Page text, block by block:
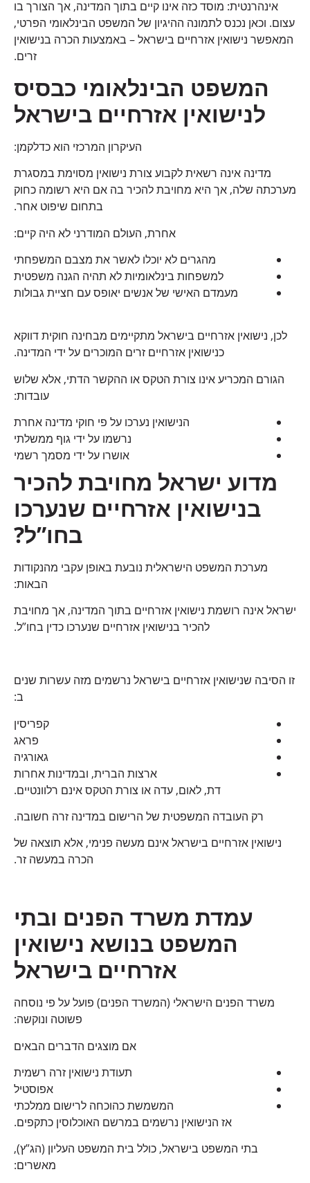
אינהרנטית: מוסד כזה אינו קיים בתוך המדינה, אך הצורך בו
עצום. וכאן נכנס לתמונה ההיגיון של המשפט הבינלאומי הפרטי,
המאפשר נישואין אזרחיים בישראל – באמצעות הכרה בנישואין
זרים.
המשפט הבינלאומי כבסיס
לנישואין אזרחיים בישראל
העיקרון המרכזי הוא כדלקמן:
מדינה אינה רשאית לקבוע צורת נישואין מסוימת במסגרת
מערכתה שלה, אך היא מחויבת להכיר בה אם היא רשומה כחוק
בתחום שיפוט אחר.
אחרת, העולם המודרני לא היה קיים:
מהגרים לא יוכלו לאשר את מצבם המשפחתי
למשפחות בינלאומיות לא תהיה הגנה משפטית
מעמדם האישי של אנשים יאופס עם חציית גבולות
לכן, נישואין אזרחיים בישראל מתקיימים מבחינה חוקית דווקא
כנישואין אזרחיים זרים המוכרים על ידי המדינה.
הגורם המכריע אינו צורת הטקס או ההקשר הדתי, אלא שלוש
עובדות:
הנישואין נערכו על פי חוקי מדינה אחרת
נרשמו על ידי גוף ממשלתי
אושרו על ידי מסמך רשמי
מדוע ישראל מחויבת להכיר
בנישואין אזרחיים שנערכו
בחו”ל?
מערכת המשפט הישראלית נובעת באופן עקבי מהנקודות
הבאות:
ישראל אינה רושמת נישואין אזרחיים בתוך המדינה, אך מחויבת
להכיר בנישואין אזרחיים שנערכו כדין בחו”ל.
זו הסיבה שנישואין אזרחיים בישראל נרשמים מזה עשרות שנים
קפריסין
פראג
גאורגיה
ארצות הברית, ובמדינות אחרות
דת, לאום, עדה או צורת הטקס אינם רלוונטיים.
רק העובדה המשפטית של הרישום במדינה זרה חשובה.
נישואין אזרחיים בישראל אינם מעשה פנימי, אלא תוצאה של
הכרה במעשה זר.
עמדת משרד הפנים ובתי
המשפט בנושא נישואין
אזרחיים בישראל
משרד הפנים הישראלי (המשרד הפנים) פועל על פי נוסחה
פשוטה ונוקשה:
אם מוצגים הדברים הבאים
תעודת נישואין זרה רשמית
אפוסטיל
המשמשת כהוכחה לרישום ממלכתי
אז הנישואין נרשמים במרשם האוכלוסין כתקפים.
בתי המשפט בישראל, כולל בית המשפט העליון (הג”ץ),
מאשרים: